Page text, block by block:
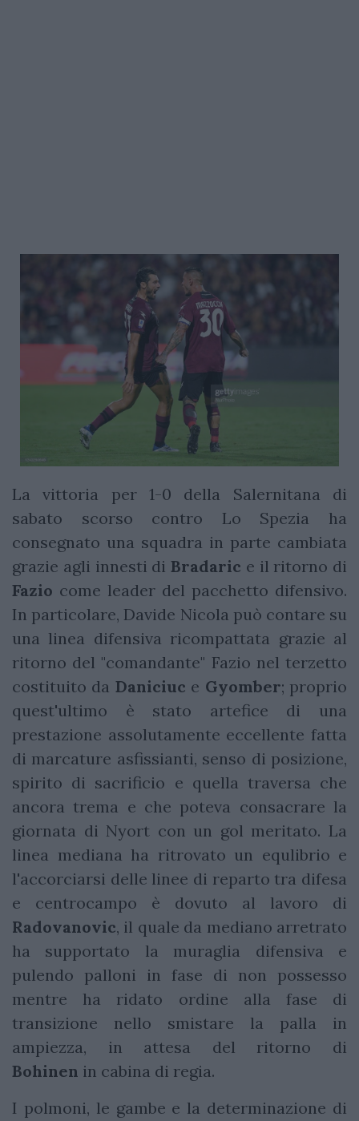
La vittoria per 1-0 della Salernitana di
sabato scorso contro Lo Spezia ha
consegnato una squadra in parte cambiata
grazie agli innesti di Bradaric e il ritorno di
Fazio come leader del pacchetto difensivo.
In particolare, Davide Nicola può contare su
una linea difensiva ricompattata grazie al
ritorno del "comandante" Fazio nel terzetto
costituito da Daniciuc e Gyomber; proprio
quest'ultimo è stato artefice di una
prestazione assolutamente eccellente fatta
di marcature asfissianti, senso di posizione,
spirito di sacrificio e quella traversa che
ancora trema e che poteva consacrare la
giornata di Nyort con un gol meritato. La
linea mediana ha ritrovato un equlibrio e
l'accorciarsi delle linee di reparto tra difesa
e centrocampo è dovuto al lavoro di
Radovanovic, il quale da mediano arretrato
ha supportato la muraglia difensiva e
pulendo palloni in fase di non possesso
mentre ha ridato ordine alla fase di
transizione nello smistare la palla in
ampiezza, in attesa del ritorno di
Bohinen in cabina di regia.
I polmoni, le gambe e la determinazione di